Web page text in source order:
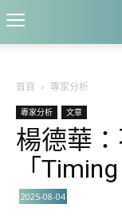
首頁 專家分析
專家分析 文章
楊德華
「
2025-08-04